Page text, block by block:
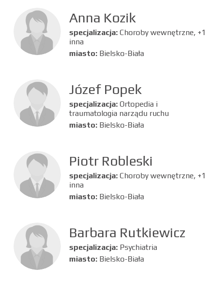
Anna Kozik
specjalizacja: Choroby wewnętrzne, +1
inna
miasto: Bielsko-Biała
Józef Popek
specjalizacja: Ortopedia i
traumatologia narządu ruchu
miasto: Bielsko-Biała
Piotr Robleski
specjalizacja: Choroby wewnętrzne, +1
inna
miasto: Bielsko-Biała
Barbara Rutkiewicz
specjalizacja: Psychiatria
miasto: Bielsko-Biała